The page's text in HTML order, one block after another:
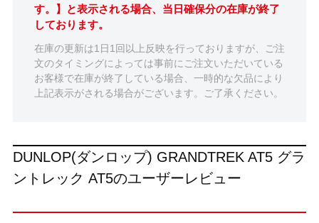
す。】と表示される場合、当日確保分の在庫が終了
しております。
在庫の更新は1日1回以上反映を行っておりますが、ご注
文のタイミングによっては事前にご注文いただいている
お客様で在庫が終了している場合、一時的な欠品により
上記表示がされる場合がございます。ご了承ください。
DUNLOP(ダンロップ) GRANDTREK AT5 グラ
ントレック AT5のユーザーレビュー